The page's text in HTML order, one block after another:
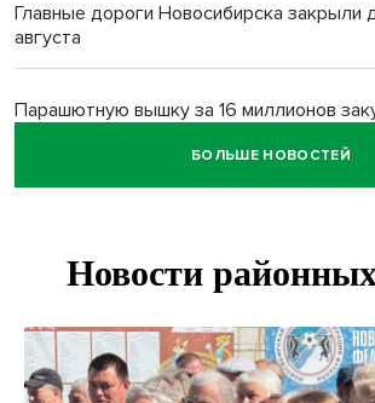
Главные дороги Новосибирска закрыли
августа
Парашютную вышку за 16 миллионов
Новосибирском водохранилище
БОЛЬШЕ НОВОСТЕЙ